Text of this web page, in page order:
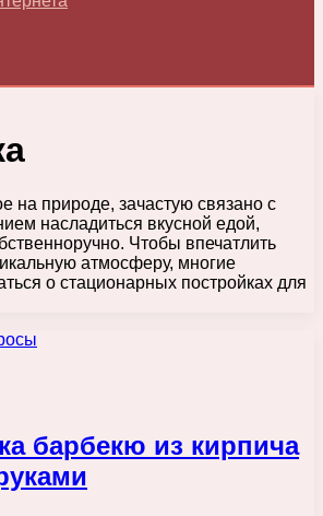
на природе, зачастую связано с
насладиться вкусной едой,
Чтобы впечатлить
атмосферу, многие
о стационарных постройках для
барбекю из кирпича